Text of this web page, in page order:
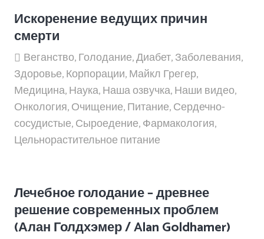
Искоренение ведущих причин
смерти
Веганство,Голодание,Диабет,Заболевания,
Здоровье,Корпорации,Майкл Грегер,
Медицина,Наука,Наша озвучка,Наши видео,
Онкология,Очищение,Питание,Сердечно-
сосудистые,Сыроедение,Фармакология,
Цельнорастительное питание
Лечебное голодание – древнее
решение современных проблем
(Алан Голдхэмер / Alan Goldhamer)